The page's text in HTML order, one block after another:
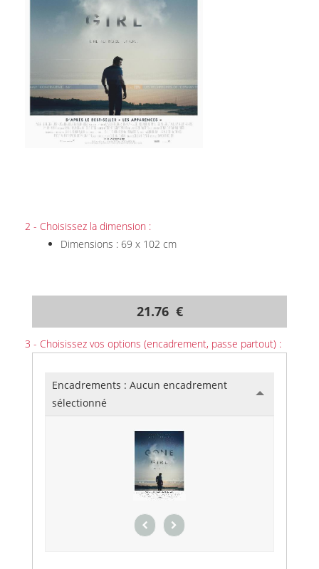
2 - Choisissez la dimension :
Dimensions : 69 x 102 cm
21.76 €
3 - Choisissez vos options (encadrement, passe partout) :
Encadrements : Aucun encadrement
sélectionné